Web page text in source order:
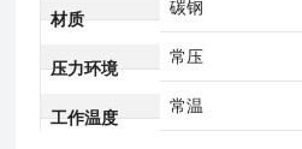
材质
碳钢
压力环境
常压
工作温度
常温